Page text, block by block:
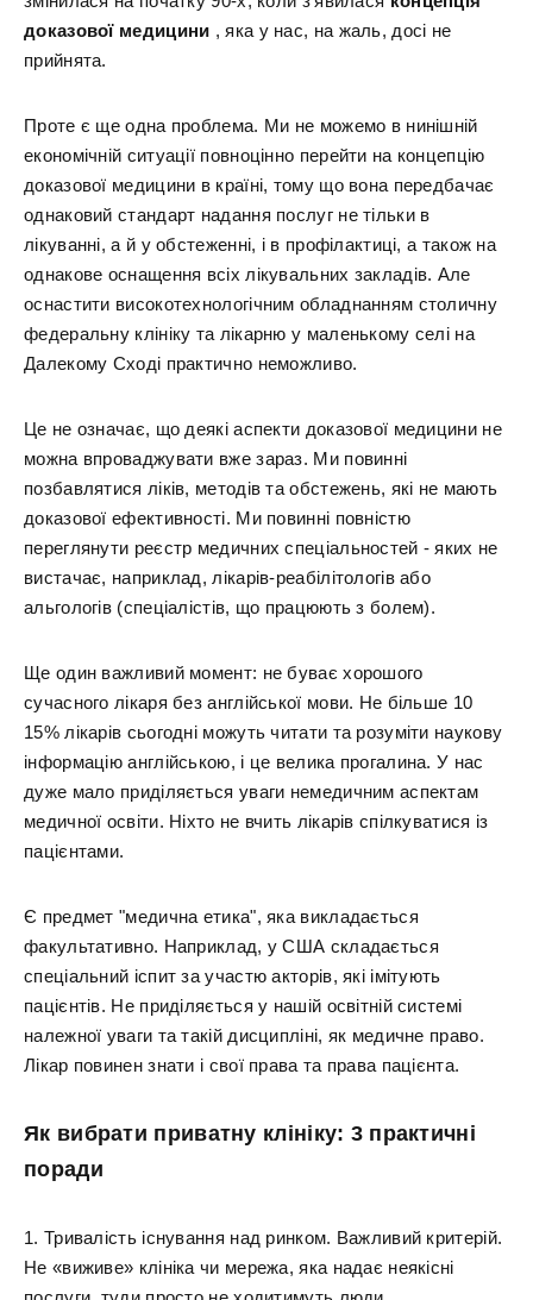
доказової медицини , яка у нас, на жаль, досі не
прийнята.
Проте є ще одна проблема. Ми не можемо в нинішній
економічній ситуації повноцінно перейти на концепцію
доказової медицини в країні, тому що вона передбачає
однаковий стандарт надання послуг не тільки в
лікуванні, а й у обстеженні, і в профілактиці, а також на
однакове оснащення всіх лікувальних закладів. Але
оснастити високотехнологічним обладнанням столичну
федеральну клініку та лікарню у маленькому селі на
Далекому Сході практично неможливо.
Це не означає, що деякі аспекти доказової медицини не
можна впроваджувати вже зараз. Ми повинні
позбавлятися ліків, методів та обстежень, які не мають
доказової ефективності. Ми повинні повністю
переглянути реєстр медичних спеціальностей - яких не
вистачає, наприклад, лікарів-реабілітологів або
альгологів (спеціалістів, що працюють з болем).
Ще один важливий момент: не буває хорошого
сучасного лікаря без англійської мови. Не більше 10
15% лікарів сьогодні можуть читати та розуміти наукову
інформацію англійською, і це велика прогалина. У нас
дуже мало приділяється уваги немедичним аспектам
медичної освіти. Ніхто не вчить лікарів спілкуватися із
пацієнтами.
Є предмет "медична етика", яка викладається
факультативно. Наприклад, у США складається
спеціальний іспит за участю акторів, які імітують
пацієнтів. Не приділяється у нашій освітній системі
належної уваги та такій дисципліні, як медичне право.
Лікар повинен знати і свої права та права пацієнта.
Як вибрати приватну клініку: 3 практичні
поради
1. Тривалість існування над ринком. Важливий критерій.
Не «виживе» клініка чи мережа, яка надає неякісні